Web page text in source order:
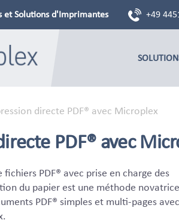
Solutions d'Imprimantes +49
directe PDF® avec Microplex
PDF® avec
fichiers PDF® avec prise en charge des
du papier est une méthode novatrice
PDF® simples et multi-pages